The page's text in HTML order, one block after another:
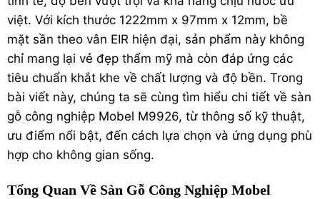
việt. Với kích thước 1222mm x 97mm x 12mm, bề
mặt sần theo vân EIR hiện đại, sản phẩm này không
chỉ mang lại vẻ đẹp thẩm mỹ mà còn đáp ứng các
tiêu chuẩn khắt khe về chất lượng và độ bền. Trong
bài viết này, chúng ta sẽ cùng tìm hiểu chi tiết về sàn
gỗ công nghiệp Mobel M9926, từ thông số kỹ thuật,
ưu điểm nổi bật, đến cách lựa chọn và ứng dụng phù
hợp cho không gian sống.
Tổng Quan Về Sàn Gỗ Công Nghiệp Mobel